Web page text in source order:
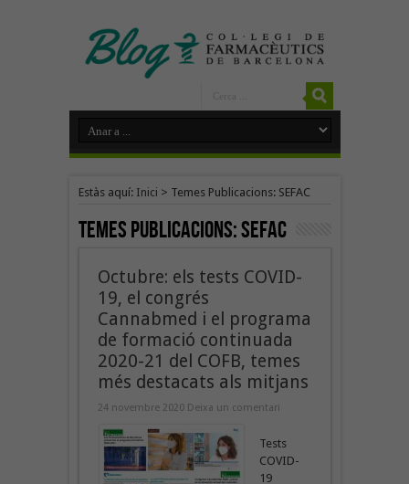
Estàs aquí: Inici > Temes Publicacions: SEFAC
Temes Publicacions:SEFAC
Octubre: els tests COVID-
19, el congrés
Cannabmed i el programa
de formació continuada
2020-21 del COFB, temes
més destacats als mitjans
24 novembre 2020 Deixa un comentari
Tests
COVID-
19